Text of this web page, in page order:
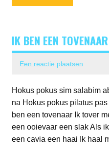
IK BEN EEN
Een reactie plaatsen
Hokus pokus sim salabim
na Hokus pokus pilatus
ben een tovenaar Ik tover
een ooievaar een slak Als
een cavia een haai Ik haal